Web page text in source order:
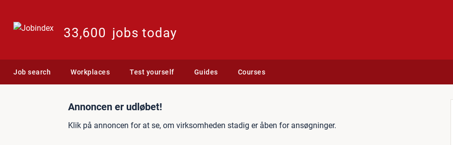
33,600 jobs today
Job search Workplaces Test yourself Guides Courses
Jobannonce: Controller til dansk smykkehus i Østjylland
Annoncen er udløbet!
Klik på annoncen for at se, om virksomheden stadig er åben for ansøgninger.